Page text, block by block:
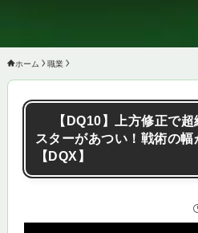
ホーム 職業
【DQ10】上方修正で
スターがあつい！戦術の幅
【DQX】